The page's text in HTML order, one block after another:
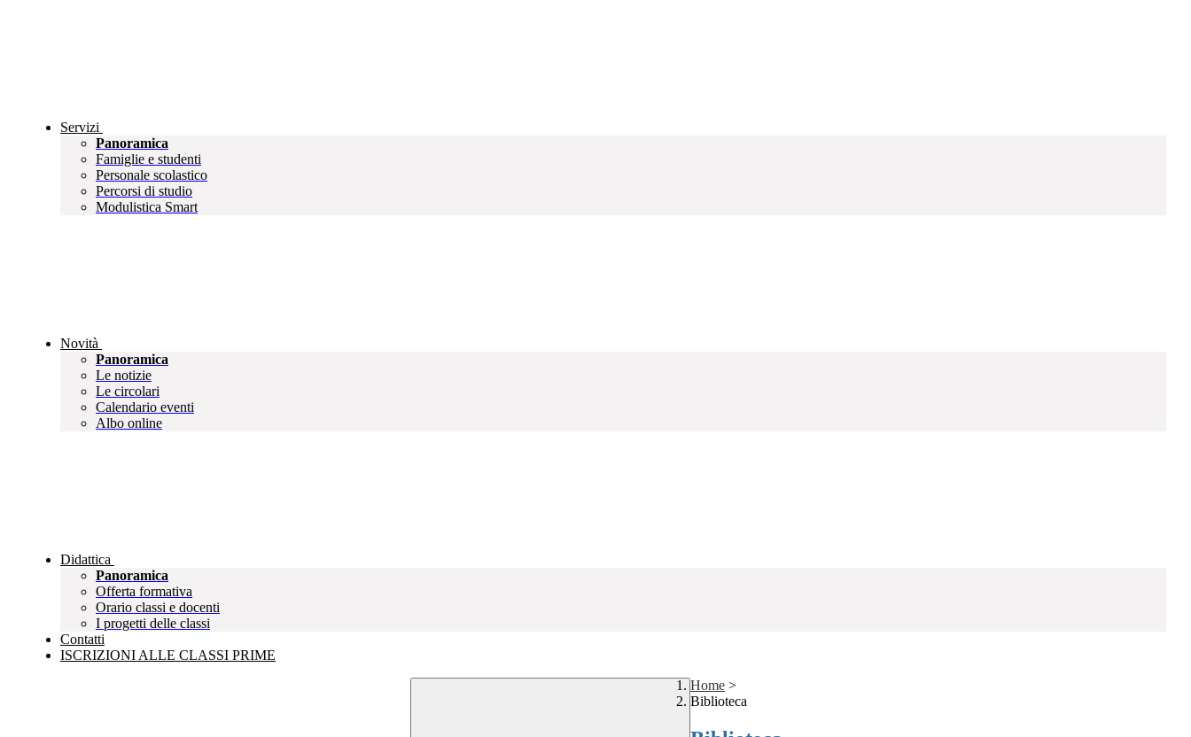
Servizi
Panoramica
Famiglie e studenti
Personale scolastico
Percorsi di studio
Modulistica Smart
Novità
Panoramica
Le notizie
Le circolari
Calendario eventi
Albo online
Didattica
Panoramica
Offerta formativa
Orario classi e docenti
I progetti delle classi
Contatti
ISCRIZIONI ALLE CLASSI PRIME
Home >
Biblioteca